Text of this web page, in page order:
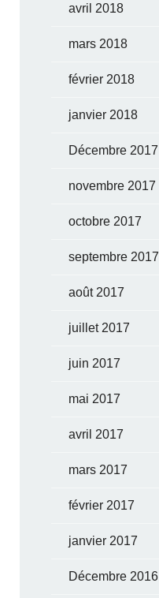
avril 2018
mars 2018
février 2018
janvier 2018
Décembre 2017
novembre 2017
octobre 2017
septembre 2017
août 2017
juillet 2017
juin 2017
mai 2017
avril 2017
mars 2017
février 2017
janvier 2017
Décembre 2016